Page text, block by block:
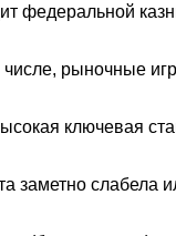
федеральной
числе, рыночные
ключевая
заметно слабела